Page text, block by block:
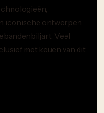
iconische ontwerpen
Veel
met keuen van dit